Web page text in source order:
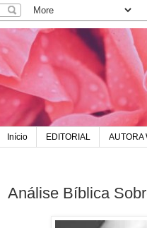
Início EDITORIAL AUTORA
Análise Bíblica